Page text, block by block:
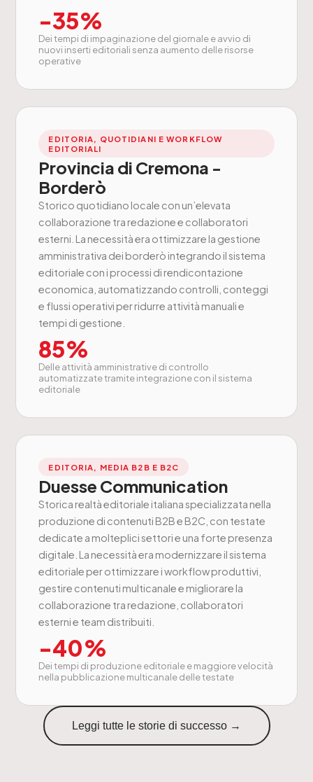
-35%
Dei tempi di impaginazione del giornale e avvio di
nuovi inserti editoriali senza aumento delle risorse
operative
EDITORIA, QUOTIDIANI E WORKFLOW
EDITORIALI
Provincia di Cremona -
Borderò
Storico quotidiano locale con un’elevata
collaborazione tra redazione e collaboratori
esterni. La necessità era ottimizzare la gestione
amministrativa dei borderò integrando il sistema
editoriale con i processi di rendicontazione
economica, automatizzando controlli, conteggi
e flussi operativi per ridurre attività manuali e
tempi di gestione.
85%
Delle attività amministrative di controllo
automatizzate tramite integrazione con il sistema
editoriale
EDITORIA, MEDIA B2B E B2C
Duesse Communication
Storica realtà editoriale italiana specializzata nella
produzione di contenuti B2B e B2C, con testate
dedicate a molteplici settori e una forte presenza
digitale. La necessità era modernizzare il sistema
editoriale per ottimizzare i workflow produttivi,
gestire contenuti multicanale e migliorare la
collaborazione tra redazione, collaboratori
esterni e team distribuiti.
-40%
Dei tempi di produzione editoriale e maggiore velocità
nella pubblicazione multicanale delle testate
Leggi tutte le storie di successo →